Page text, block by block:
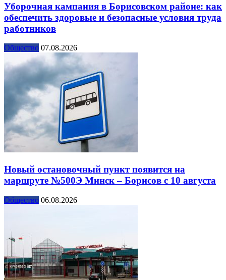
Уборочная кампания в Борисовском районе: как
обеспечить здоровые и безопасные условия труда
работников
Общество 07.08.2026
Новый остановочный пункт появится на
маршруте №500Э Минск – Борисов с 10 августа
Общество 06.08.2026